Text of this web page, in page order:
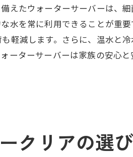
えたウォーターサーバーは、
水を常に利用できることが重要
軽減します。さらに、温水と
ーターサーバーは家族の安心
クリアの選